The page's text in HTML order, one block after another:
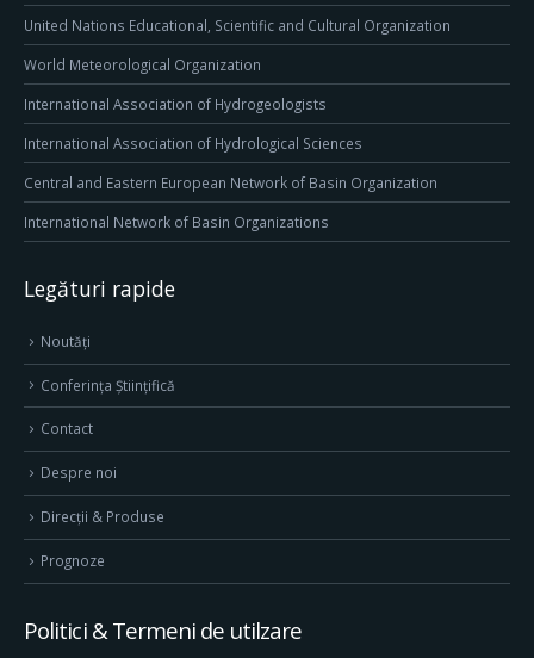
United Nations Educational, Scientific and Cultural Organization
World Meteorological Organization
International Association of Hydrogeologists
International Association of Hydrological Sciences
Central and Eastern European Network of Basin Organization
International Network of Basin Organizations
Legături rapide
Noutăți
Conferința Științifică
Contact
Despre noi
Direcţii & Produse
Prognoze
Politici & Termeni de utilzare